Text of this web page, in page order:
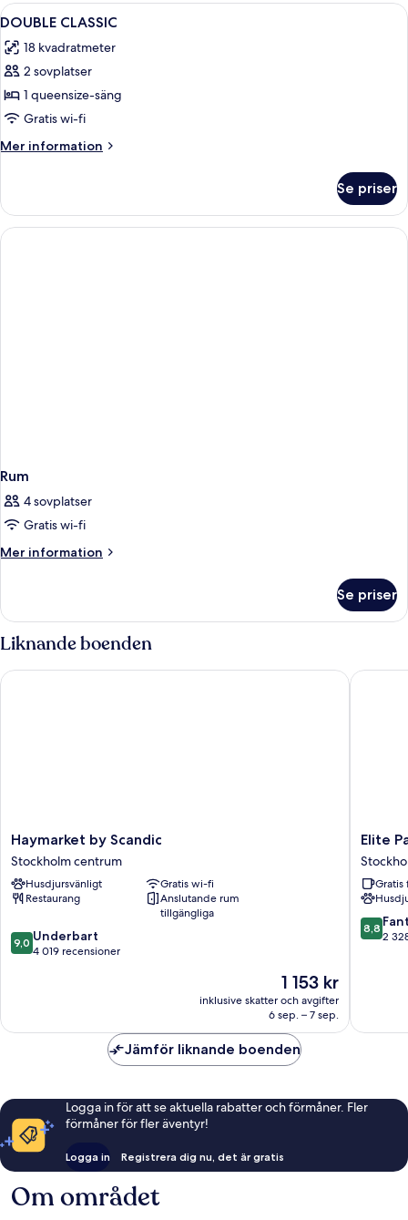
Öppna
alla
foton
för
DOUBLE
CLASSIC
Värdeförvaringsskåp på rummet,
1
DOUBLE CLASSIC
18 kvadratmeter
2 sovplatser
1 queensize-säng
Gratis wi-fi
Mer information
Mer
CLASSIC
Se priser
Rum
4 sovplatser
Gratis wi-fi
Mer information
Mer
Se priser
Liknande boenden
Haymarket
by
Scandic
Stockholm
centrum
Haymarket by Scandic
Stockholm centrum
Husdjursvänligt
Gratis wi-fi
Restaurang
Anslutande rum
tillgängliga
9.0
av
9,0 Underbart
4 019 recensioner
Priset
är
1 153 kr
1 153 kr
inklusive skatter och avgifter
6 sep. – 7 sep.
Haymarket by Scandic
Elite
Palace
Hotel
&
Spa
centrum
Elite
Gratis
8.8
av
8,8
2
Elite
Jämför liknande boenden
Logga in för att se aktuella rabatter och förmåner. Fler
förmåner för fler äventyr!
Logga in Registrera dig nu, det är gratis
Om området